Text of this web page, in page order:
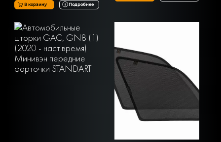
В корзину Подробнее